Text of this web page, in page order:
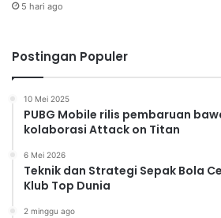
5 hari ago
Postingan Populer
10 Mei 2025
PUBG Mobile rilis pembaruan
kolaborasi Attack on Titan
6 Mei 2026
Teknik dan Strategi Sepak Bola
Klub Top Dunia
2 minggu ago